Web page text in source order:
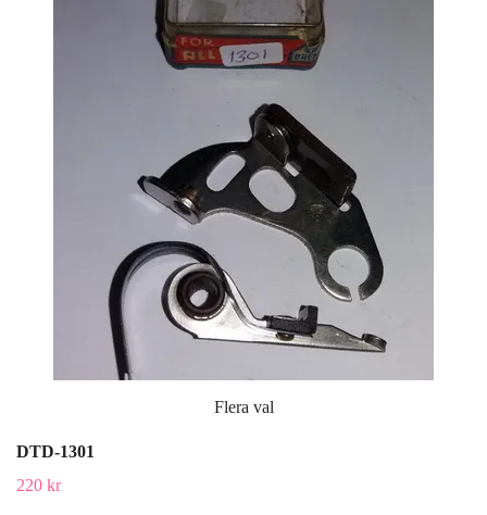
Flera val
DTD-1301
220 kr